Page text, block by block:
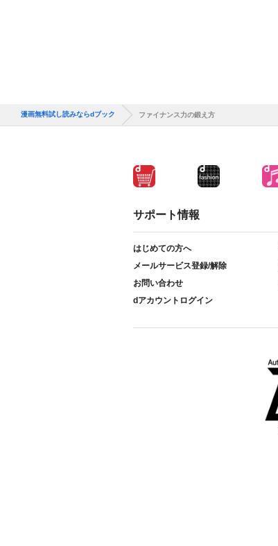
漫画無料試し読みならdブック ファイナンス力の鍛え方
サポート情報
はじめての方へ
メールサービス登録/解除
お問い合わせ
dアカウントログイン